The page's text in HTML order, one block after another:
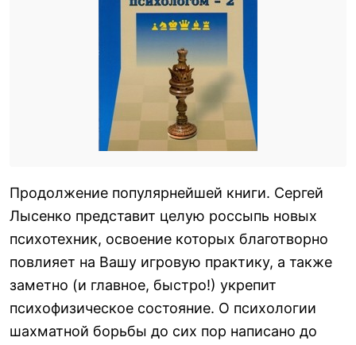
Продолжение популярнейшей книги. Сергей
Лысенко представит целую россыпь новых
психотехник, освоение которых благотворно
повлияет на Вашу игровую практику, а также
заметно (и главное, быстро!) укрепит
психофизическое состояние. О психологии
шахматной борьбы до сих пор написано до